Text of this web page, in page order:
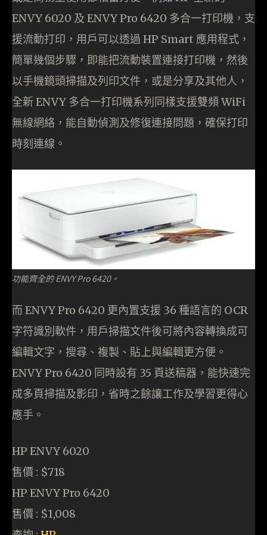
ENVY 6020 及 ENVY Pro 6420 多合一打印機，支
援流動打印，用戶可以透過 HP Smart 應用程式，
簡單幾個步驟，即能把流動裝置連接打印機，然後
以手機鏡頭掃描及列印文件，或是分享及其他人，
全新 ENVY 多合一打印機系列同樣支援雙頻 WiFi
無線網絡，能自動偵測及修復連接問題，確保打印
時刻連線。
功能齊全的 ENVY Pro 6420。
而 ENVY Pro 6420 更內置支援 36 種語言的 OCR
字符識別軟件，用戶掃描文件後可將內容轉換成可
編輯文字，搜尋、複製、貼上與編輯更方便。
ENVY Pro 6420 同時設有 35 頁送稿器，能快速完
成多頁掃描及影印，省時之餘讓工作及學習更得心
應手。
HP ENVY 6020
售價 : $718
HP ENVY Pro 6420
售價 : $1,008